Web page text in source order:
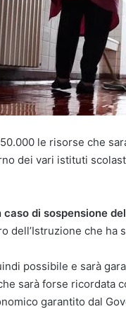
le risorse che
dei vari istituti
caso di sospensione
che ha
possibile e sarà
sarà forse
garantito dal